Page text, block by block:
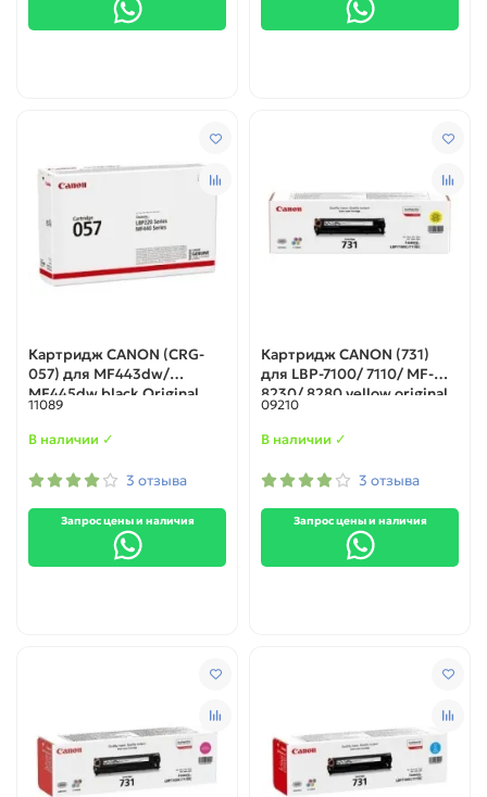
Картридж CANON (CRG-
057) для MF443dw/
MF445dw black Original
11089
В наличии ✓
3 отзыва
Запрос цены и наличия
Картридж CANON (731)
для LBP-7100/ 7110/ MF-
8230/ 8280 yellow original
09210
В наличии ✓
3 отзыва
Запрос цены и наличия